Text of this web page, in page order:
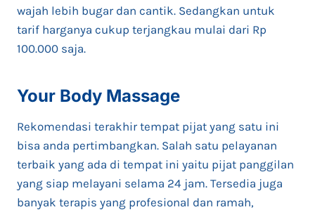
wajah lebih bugar dan cantik. Sedangkan untuk
tarif harganya cukup terjangkau mulai dari Rp
100.000 saja.
Your Body Massage
Rekomendasi terakhir tempat pijat yang satu ini
bisa anda pertimbangkan. Salah satu pelayanan
terbaik yang ada di tempat ini yaitu pijat panggilan
yang siap melayani selama 24 jam. Tersedia juga
banyak terapis yang profesional dan ramah,